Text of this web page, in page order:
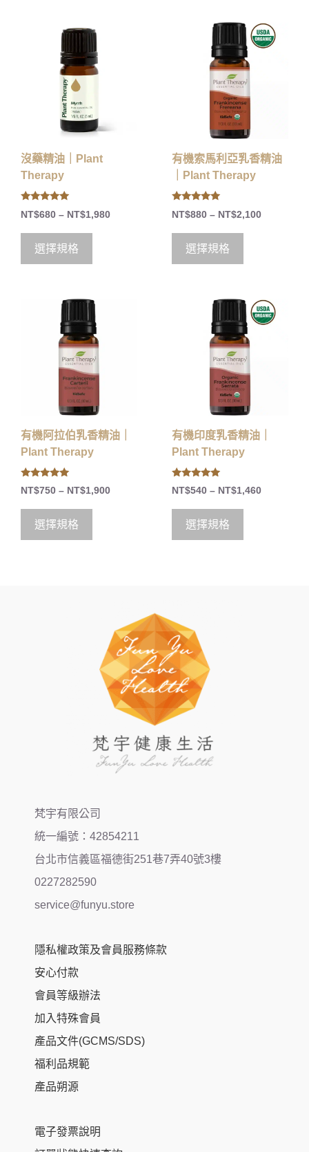
沒藥精油｜Plant
Therapy
5.00
out of 5
NT$680 – NT$1,980
選擇規格
有機索馬利亞乳香精油
｜Plant Therapy
5.00
out of 5
NT$880 – NT$2,100
選擇規格
有機阿拉伯乳香精油｜
Plant Therapy
5.00
out of 5
NT$750 – NT$1,900
選擇規格
有機印度乳香精油｜
Plant Therapy
5.00
out of 5
NT$540 – NT$1,460
選擇規格
梵宇有限公司
統一編號：42854211
台北市信義區福德街251巷7弄40號3樓
0227282590
service@funyu.store
隱私權政策及會員服務條款
安心付款
會員等級辦法
加入特殊會員
產品文件(GCMS/SDS)
福利品規範
產品朔源
電子發票說明